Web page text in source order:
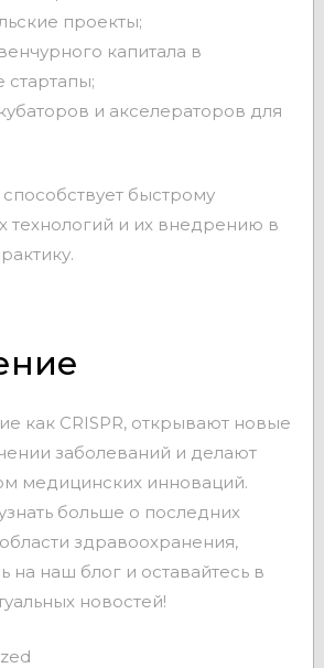
проекты;
капитала в
и акселераторов для
быстрому
технологий и их внедрению в
как CRISPR, открывают новые
заболеваний и делают
медицинских инноваций.
больше о последних
здравоохранения,
на наш блог и оставайтесь в
новостей!